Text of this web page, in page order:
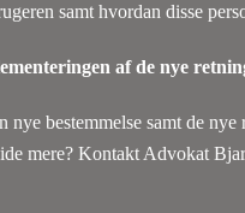
samt hvordan disse
af de nye
nye bestemmelse samt de
mere? Kontakt Advokat